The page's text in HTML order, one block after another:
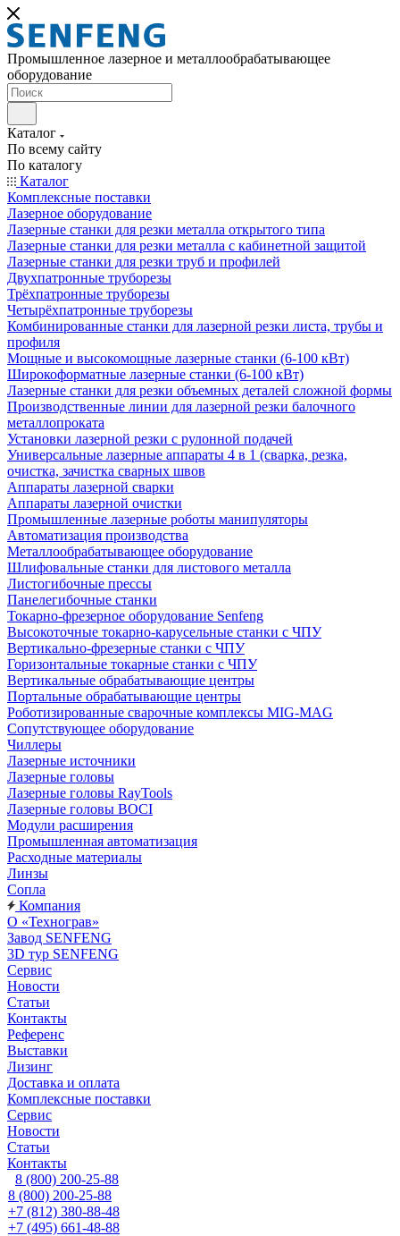
Промышленное лазерное и металлообрабатывающее
оборудование
Каталог
По всему сайту
По каталогу
Каталог
Комплексные поставки
Лазерное оборудование
Лазерные станки для резки металла открытого типа
Лазерные станки для резки металла с кабинетной защитой
Лазерные станки для резки труб и профилей
Двухпатронные труборезы
Трёхпатронные труборезы
Четырёхпатронные труборезы
Комбинированные станки для лазерной резки листа, трубы и
профиля
Мощные и высокомощные лазерные станки (6-100 кВт)
Широкоформатные лазерные станки (6-100 кВт)
Лазерные станки для резки объемных деталей сложной формы
Производственные линии для лазерной резки балочного
металлопроката
Установки лазерной резки с рулонной подачей
Универсальные лазерные аппараты 4 в 1 (сварка, резка,
очистка, зачистка сварных швов
Аппараты лазерной сварки
Аппараты лазерной очистки
Промышленные лазерные роботы манипуляторы
Автоматизация производства
Металлообрабатывающее оборудование
Шлифовальные станки для листового металла
Листогибочные прессы
Панелегибочные станки
Токарно-фрезерное оборудование Senfeng
Высокоточные токарно-карусельные станки с ЧПУ
Вертикально-фрезерные станки с ЧПУ
Горизонтальные токарные станки с ЧПУ
Вертикальные обрабатывающие центры
Портальные обрабатывающие центры
Роботизированные сварочные комплексы MIG-MAG
Сопутствующее оборудование
Чиллеры
Лазерные источники
Лазерные головы
Лазерные головы RayTools
Лазерные головы BOCI
Модули расширения
Промышленная автоматизация
Расходные материалы
Линзы
Сопла
Компания
О «Технограв»
Завод SENFENG
3D тур SENFENG
Сервис
Новости
Статьи
Контакты
Референс
Выставки
Лизинг
Доставка и оплата
Комплексные поставки
Сервис
Новости
Статьи
Контакты
8 (800) 200-25-88
8 (800) 200-25-88
+7 (812) 380-88-48
+7 (495) 661-48-88